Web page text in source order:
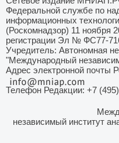
Федеральной службе по
информационных
(Роскомнадзор) 11 ноября
регистрации Эл № ФС77-
Учредитель: Автономная
"Международный
Адрес электронной почты
Телефон Редакции: +7
независимый институт